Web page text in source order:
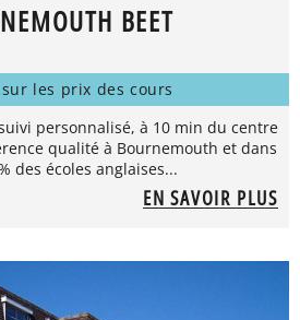
BEET
sur les prix des cours
personnalisé, à 10 min du centre
qualité à Bournemouth et dans
des écoles anglaises...
EN SAVOIR PLUS